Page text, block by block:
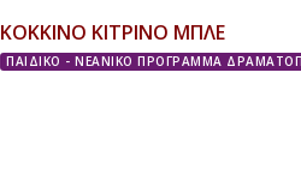
ΚΟΚΚΙΝΟ ΚΙΤΡΙΝΟ ΜΠΛΕ
ΠΑΙΔΙΚΟ - ΝΕΑΝΙΚΟ ΠΡΟΓΡΑΜΜΑ